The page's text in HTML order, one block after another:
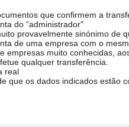
que confirmem a
do “administrador”
provavelmente sinónimo de
de uma empresa com o
empresas muito conhecidas,
qualquer transferência.
real
que os dados indicados estão